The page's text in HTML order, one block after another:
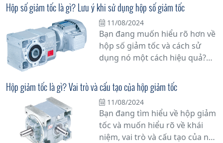
Hộp số giảm tốc là gì? Lưu ý khi sử dụng hộp số giảm tốc
11/08/2024
Bạn đang muốn hiểu rõ hơn về
hộp số giảm tốc và cách sử
dụng nó một cách hiệu quả?
về vấn đề này.
Hộp giảm tốc là gì? Vai trò và cấu tạo của hộp giảm tốc
11/08/2024
Bạn đang tìm hiểu về hộp giảm
tốc và muốn hiểu rõ về khái
niệm, vai trò và cấu tạo của nó?